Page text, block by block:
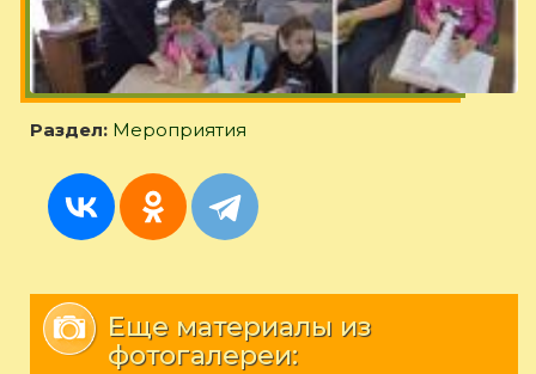
Раздел: Мероприятия
Еще материалы из
фотогалереи: